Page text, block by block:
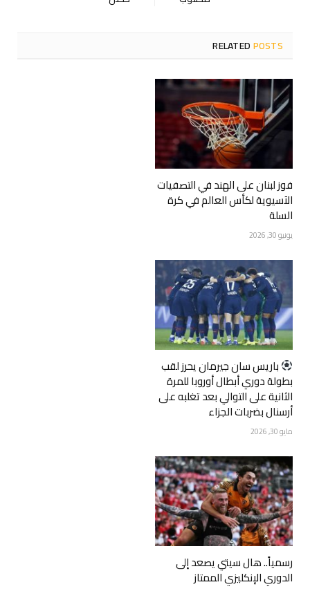
RELATEDPOSTS
فوز لبنان على الهند في التصفيات
الآسيوية لكأس العالم في كرة
السلة
يونيو 30, 2026
‏باريس سان جيرمان يحرز لقب
بطولة دوري أبطال أوروبا للمرة
الثانية على التوالي بعد تغلبه على
أرسنال بضربات الجزاء
مايو 30, 2026
رسمياً.. هال سيتي يصعد إلى
الدوري الإنكليزي الممتاز